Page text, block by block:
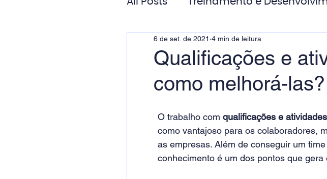
Gestão de Pessoas
Responsabilidade Social
Qualificações e
como melhorá-las?
6 de set. de 2021 4 min de leitura
O trabalho com qualificações e
como vantajoso para os colaboradores,
as empresas. Além de conseguir um
conhecimento é um dos pontos que